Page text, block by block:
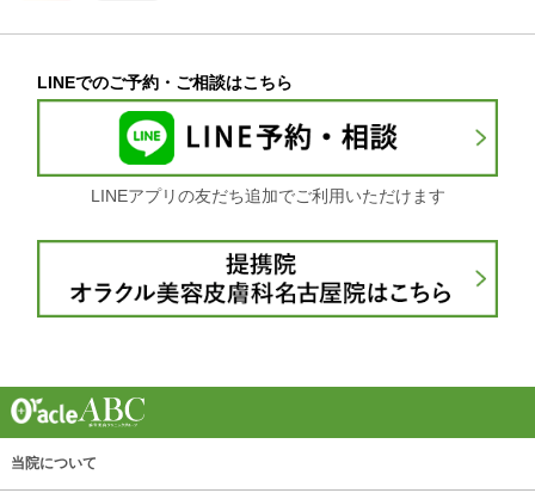
LINEでのご予約・ご相談はこちら
LINEアプリの友だち追加でご利用いただけます
当院について